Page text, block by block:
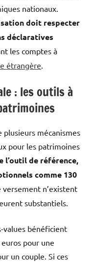
nationaux.
doit respecter
déclaratives
les comptes à
étrangère
: les outils à
plusieurs mécanismes
pour les patrimoines
l’outil de référence,
comme 130
versement n’existent
substantiels.
values bénéficient
pour une
un couple. Si ces